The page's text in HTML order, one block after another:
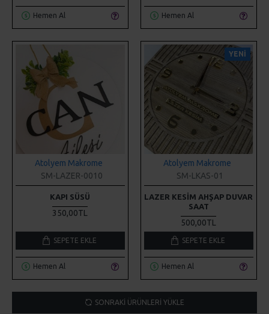
Atolyem Makrome
SM-LAZER-0010
KAPI SÜSÜ
350,00TL
Hemen Al
YENI
Atolyem Makrome
SM-LKAS-01
LAZER KESIM AHŞAP DUVAR
500,00TL
SEPETE EKLE
Hemen Al
SONRAKI ÜRÜNLERI YÜKLE